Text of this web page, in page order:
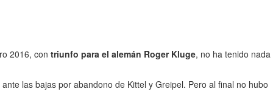
2016, con triunfo para el alemán Roger Kluge, no ha tenido nada
las bajas por abandono de Kittel y Greipel. Pero al final no hubo